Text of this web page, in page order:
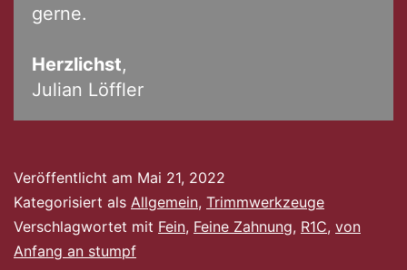
gerne.
Herzlichst,
Julian Löffler
Veröffentlicht am Mai 21, 2022
Kategorisiert als Allgemein, Trimmwerkzeuge
Verschlagwortet mit Fein, Feine Zahnung, R1C, von
Anfang an stumpf